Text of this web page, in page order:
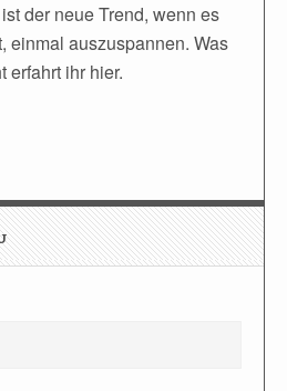
der neue Trend, wenn es
einmal auszuspannen. Was
erfahrt ihr hier.